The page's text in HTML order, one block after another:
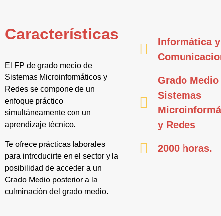
Características
El FP de grado medio de
Sistemas Microinformáticos y
Redes se compone de un
enfoque práctico
simultáneamente con un
aprendizaje técnico.
Te ofrece prácticas laborales
para introducirte en el sector y la
posibilidad de acceder a un
Grado Medio posterior a la
culminación del grado medio.
Informática y
Grado Medio
Sistemas
y Redes
2000 horas.